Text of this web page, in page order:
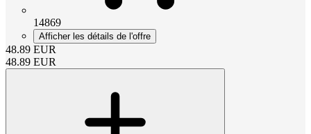
14869
Afficher les détails de l'offre
48.89 EUR
48.89 EUR